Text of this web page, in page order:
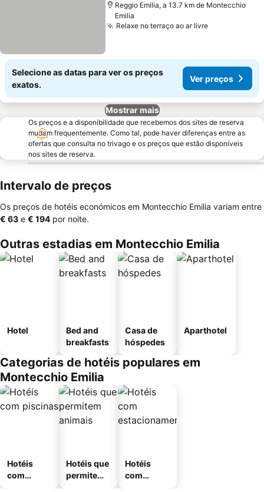
Reggio Emilia, a 13.7 km de Montecchio
Emilia
Relaxe no terraço ao ar livre
Selecione as datas para ver os preços
exatos.
Ver preços
Mostrar mais
Os preços e a disponibilidade que recebemos dos sites de reserva
mudam frequentemente. Como tal, pode haver diferenças entre as
ofertas que consulta no trivago e os preços que estão disponíveis
nos sites de reserva.
Intervalo de preços
Os preços de hotéis económicos em Montecchio Emilia variam entre
‎€ 63 e ‎€ 194 por noite.
Outras estadias em Montecchio Emilia
Hotel
Bed and
breakfasts
Casa de
hóspedes
Aparthotel
Categorias de hotéis populares em
Montecchio Emilia
Hotéis
com
Hotéis que
permitem
Hotéis
com